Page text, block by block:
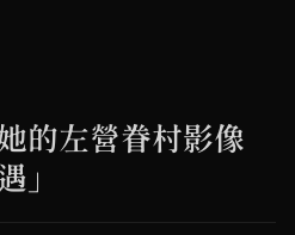
的左營眷村影像
」